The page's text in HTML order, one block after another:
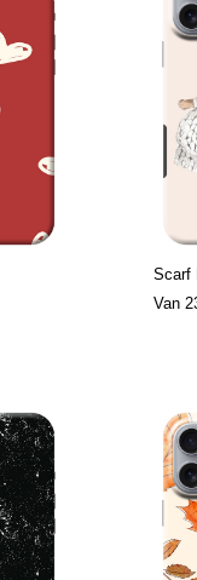
Scarf
Van